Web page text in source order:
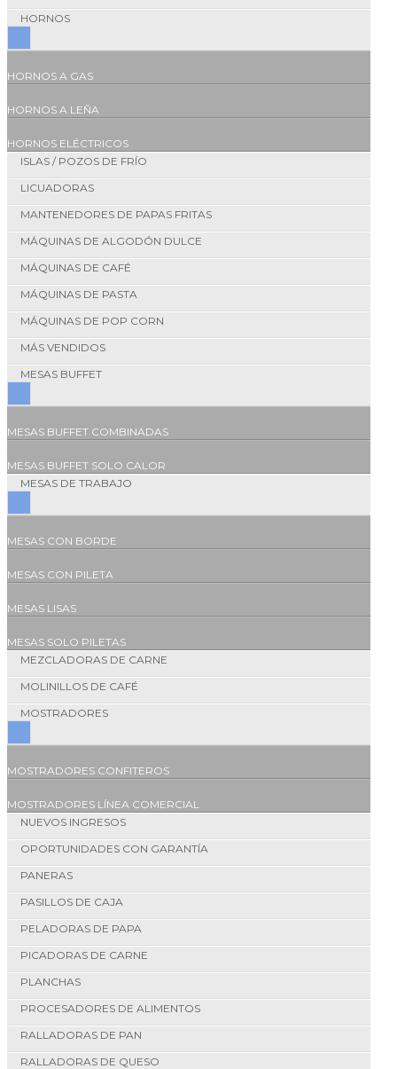
HORNOS
HORNOS A GAS
HORNOS A LEÑA
HORNOS ELÉCTRICOS
ISLAS / POZOS DE FRÍO
LICUADORAS
MANTENEDORES DE PAPAS FRITAS
MÁQUINAS DE ALGODÓN DULCE
MÁQUINAS DE CAFÉ
MÁQUINAS DE PASTA
MÁQUINAS DE POP CORN
MÁS VENDIDOS
MESAS BUFFET
MESAS BUFFET COMBINADAS
MESAS BUFFET SOLO CALOR
MESAS DE TRABAJO
MESAS CON BORDE
MESAS CON PILETA
MESAS LISAS
MESAS SOLO PILETAS
MEZCLADORAS DE CARNE
MOLINILLOS DE CAFÉ
MOSTRADORES
MOSTRADORES CONFITEROS
MOSTRADORES LÍNEA COMERCIAL
NUEVOS INGRESOS
OPORTUNIDADES CON GARANTÍA
PANERAS
PASILLOS DE CAJA
PELADORAS DE PAPA
PICADORAS DE CARNE
PLANCHAS
PROCESADORES DE ALIMENTOS
RALLADORAS DE PAN
RALLADORAS DE QUESO